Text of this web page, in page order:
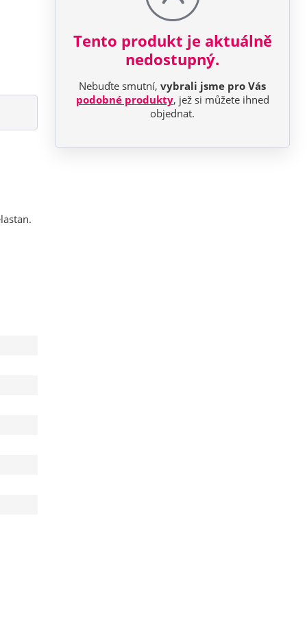
Tento produkt je aktuálně
nedostupný.
Nebuďte smutní,vybrali jsme pro Vás
podobné produkty, jež si můžete ihned
objednat.